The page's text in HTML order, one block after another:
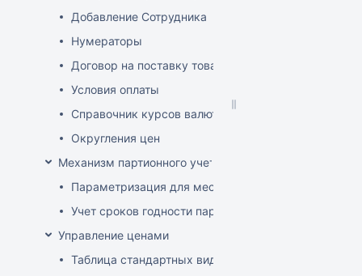
Добавление Сотрудника
Нумераторы
Договор на поставку товаров (форма)
Условия оплаты
Справочник курсов валют
Округления цен
Механизм партионного учета
Параметризация для места хранения механизма
Учет сроков годности партий
Управление ценами
Таблица стандартных видов цен